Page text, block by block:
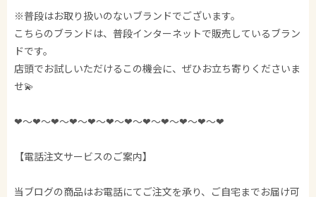
※普段はお取り扱いのないブランドでございます。
こちらのブランドは、普段インターネットで販売しているブラン
ドです。
店頭でお試しいただけるこの機会に、ぜひお立ち寄りくださいま
せ💫
❤︎〜❤︎〜❤︎〜❤︎〜❤︎〜❤︎〜❤︎〜❤︎〜❤︎〜❤︎〜❤︎〜❤︎
【電話注文サービスのご案内】
当ブログの商品はお電話にてご注文を承り、ご自宅までお届け可